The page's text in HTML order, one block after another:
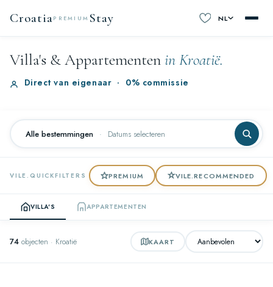
CroatiaPREMIUM Stay NL
Villa's & Appartementen in Kroatië.
Direct van eigenaar · 0% commissie
Alle bestemmingen · Datums selecteren
VILE.QUICKFILTERS PREMIUM VILE.RECOMMENDED
VILLA'S APPARTEMENTEN
74 objecten · Kroatië KAART